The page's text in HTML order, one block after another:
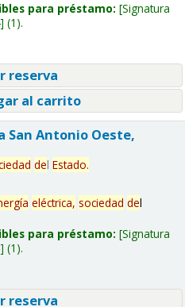
para préstamo: Signatura
(1).
reserva
al carrito
Antonio Oeste,
del Estado.
eléctrica, sociedad del
para préstamo: Signatura
(1).
reserva